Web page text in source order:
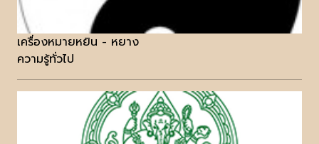
เครื่องหมายหยิน - หยาง
ความรู้ทั่วไป